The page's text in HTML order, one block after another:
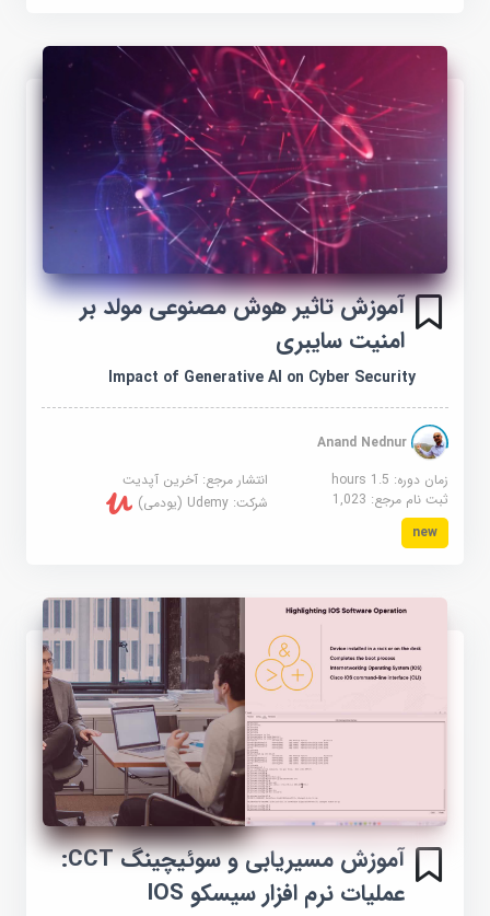
آموزش تاثیر هوش مصنوعی مولد بر
امنیت سایبری
Impact of Generative AI on Cyber Security
Anand Nednur
زمان دوره: 1.5 hours
انتشار مرجع:آخرین آپدیت
ثبت نام مرجع:1,023 شرکت:Udemy (یودمی)
new
آموزش مسیریابی و سوئیچینگ CCT:
عملیات نرم افزار سیسکو IOS